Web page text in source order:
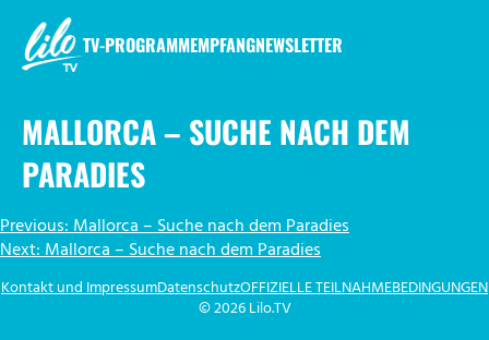
Inhalt
springen
TV-PROGRAMMEMPFANGNEWSLETTER
MALLORCA – SUCHE NACH DEM
PARADIES
BEITRAGSNAVIGATION
Previous:Mallorca – Suche nach dem Paradies
Next:Mallorca – Suche nach dem Paradies
© 2026 Lilo.TV
Kontakt und ImpressumDatenschutzOFFIZIELLE TEILNAHMEBEDINGUNGEN